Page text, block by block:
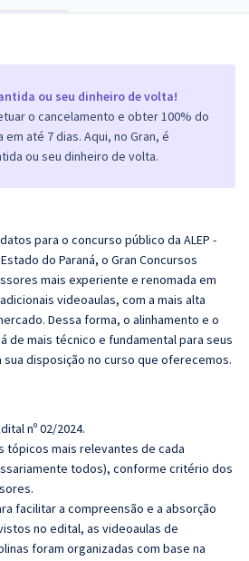
ou seu dinheiro de volta!
o cancelamento e obter 100% do
até 7 dias. Aqui, no Gran, é
ou seu dinheiro de volta.
para o concurso público da ALEP -
do Paraná, o Gran Concursos
mais experiente e renomada em
videoaulas, com a mais alta
Dessa forma, o alinhamento e o
de mais técnico e fundamental para seus
disposição no curso que oferecemos.
nº 02/2024.
tópicos mais relevantes de cada
todos), conforme critério dos
facilitar a compreensão e a absorção
no edital, as videoaulas de
foram organizadas com base na